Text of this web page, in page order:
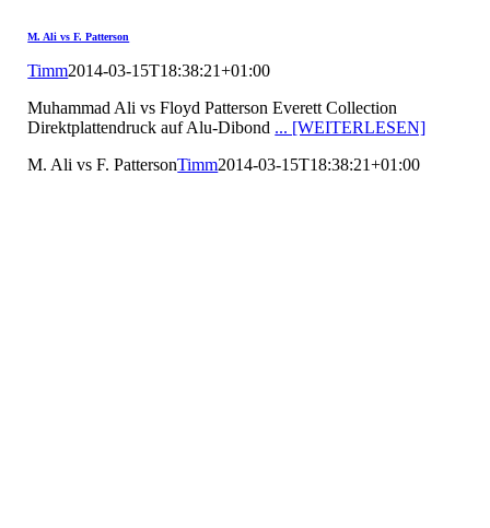
M. Ali vs F. Patterson
Timm2014-03-15T18:38:21+01:00
Muhammad Ali vs Floyd Patterson Everett Collection
Direktplattendruck auf Alu-Dibond ... [WEITERLESEN]
M. Ali vs F. PattersonTimm2014-03-15T18:38:21+01:00